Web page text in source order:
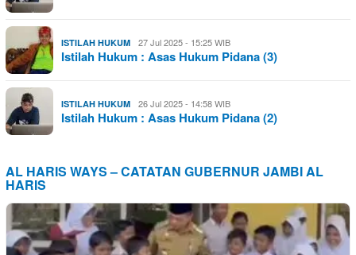
ISTILAH HUKUM 27 Jul 2025 - 15:25 WIB
Istilah Hukum : Asas Hukum Pidana (3)
ISTILAH HUKUM 26 Jul 2025 - 14:58 WIB
Istilah Hukum : Asas Hukum Pidana (2)
AL HARIS WAYS – CATATAN GUBERNUR JAMBI AL
HARIS